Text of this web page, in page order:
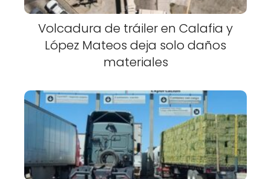
Volcadura de tráiler en Calafia y
López Mateos deja solo daños
materiales